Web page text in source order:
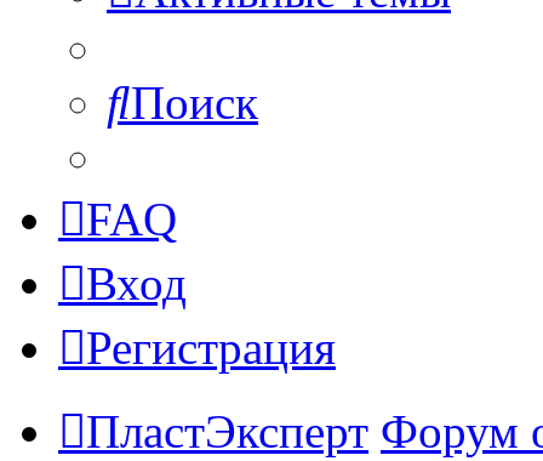
Поиск
FAQ
Вход
Регистрация
ПластЭксперт Форум